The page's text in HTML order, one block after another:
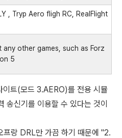
, Tryp Aero fligh RC, RealFIight
any other games, such as Forz
5
이트(모드 3.AERO)를 전용 시뮬
송신기를 이용할 수 있다는 것이
프랑 DRL만 가끔 하기 때문에 "2.